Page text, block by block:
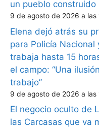
un pueblo construido
9 de agosto de 2026 a las
Elena dejó atrás su
para Policía Nacional
trabaja hasta 15
el campo: “Una
trabajo”
9 de agosto de 2026 a las
El negocio oculto de
las Carcasas que va